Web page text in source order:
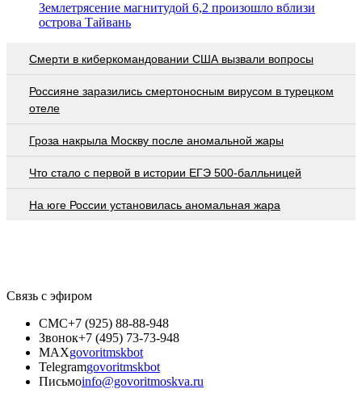
Землетрясение магнитудой 6,2 произошло вблизи
острова Тайвань
Смерти в киберкомандовании США вызвали вопросы
Россияне заразились смертоносным вирусом в турецком
отеле
Гроза накрыла Москву после аномальной жары
Что стало с первой в истории ЕГЭ 500-балльницей
На юге России установилась аномальная жара
Связь с эфиром
СМС+7 (925) 88-88-948
Звонок+7 (495) 73-73-948
MAXgovoritmskbot
Telegramgovoritmskbot
Письмоinfo@govoritmoskva.ru